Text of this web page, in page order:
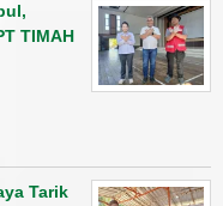
TIMAH
Tarik